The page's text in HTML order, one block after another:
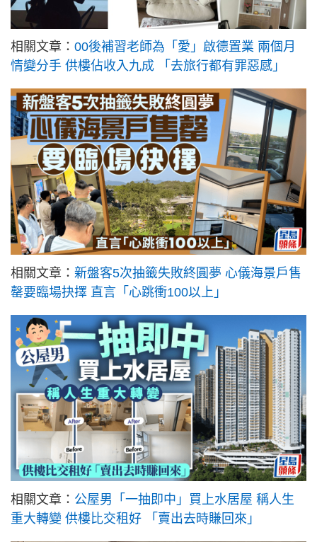
相關文章： 00後補習老師為「愛」啟德置業 兩個月
情變分手 供樓佔收入九成 「去旅行都有罪惡感」
相關文章： 新盤客5次抽籤失敗終圓夢 心儀海景戶售
罄要臨場抉擇 直言「心跳衝100以上」
相關文章： 公屋男「一抽即中」買上水居屋 稱人生
重大轉變 供樓比交租好 「賣出去時賺回來」